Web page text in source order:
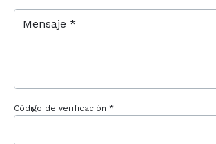
Mensaje *
Código de verificación *